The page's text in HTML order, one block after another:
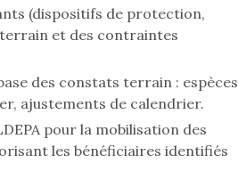
(dispositifs de protection,
et des contraintes
des constats terrain : espèces
ajustements de calendrier.
pour la mobilisation des
les bénéficiaires identifiés